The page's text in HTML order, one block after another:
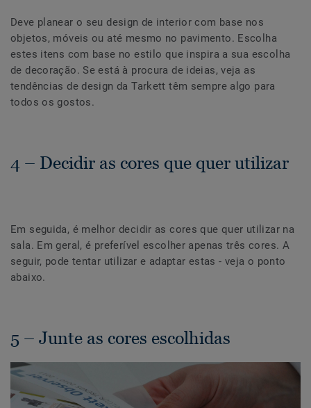
Deve planear o seu design de interior com base nos
objetos, móveis ou até mesmo no pavimento. Escolha
estes itens com base no estilo que inspira a sua escolha
de decoração. Se está à procura de ideias, veja as
tendências de design da Tarkett têm sempre algo para
todos os gostos.
4 – Decidir as cores que quer utilizar
Em seguida, é melhor decidir as cores que quer utilizar na
sala. Em geral, é preferível escolher apenas três cores. A
seguir, pode tentar utilizar e adaptar estas - veja o ponto
abaixo.
5 – Junte as cores escolhidas